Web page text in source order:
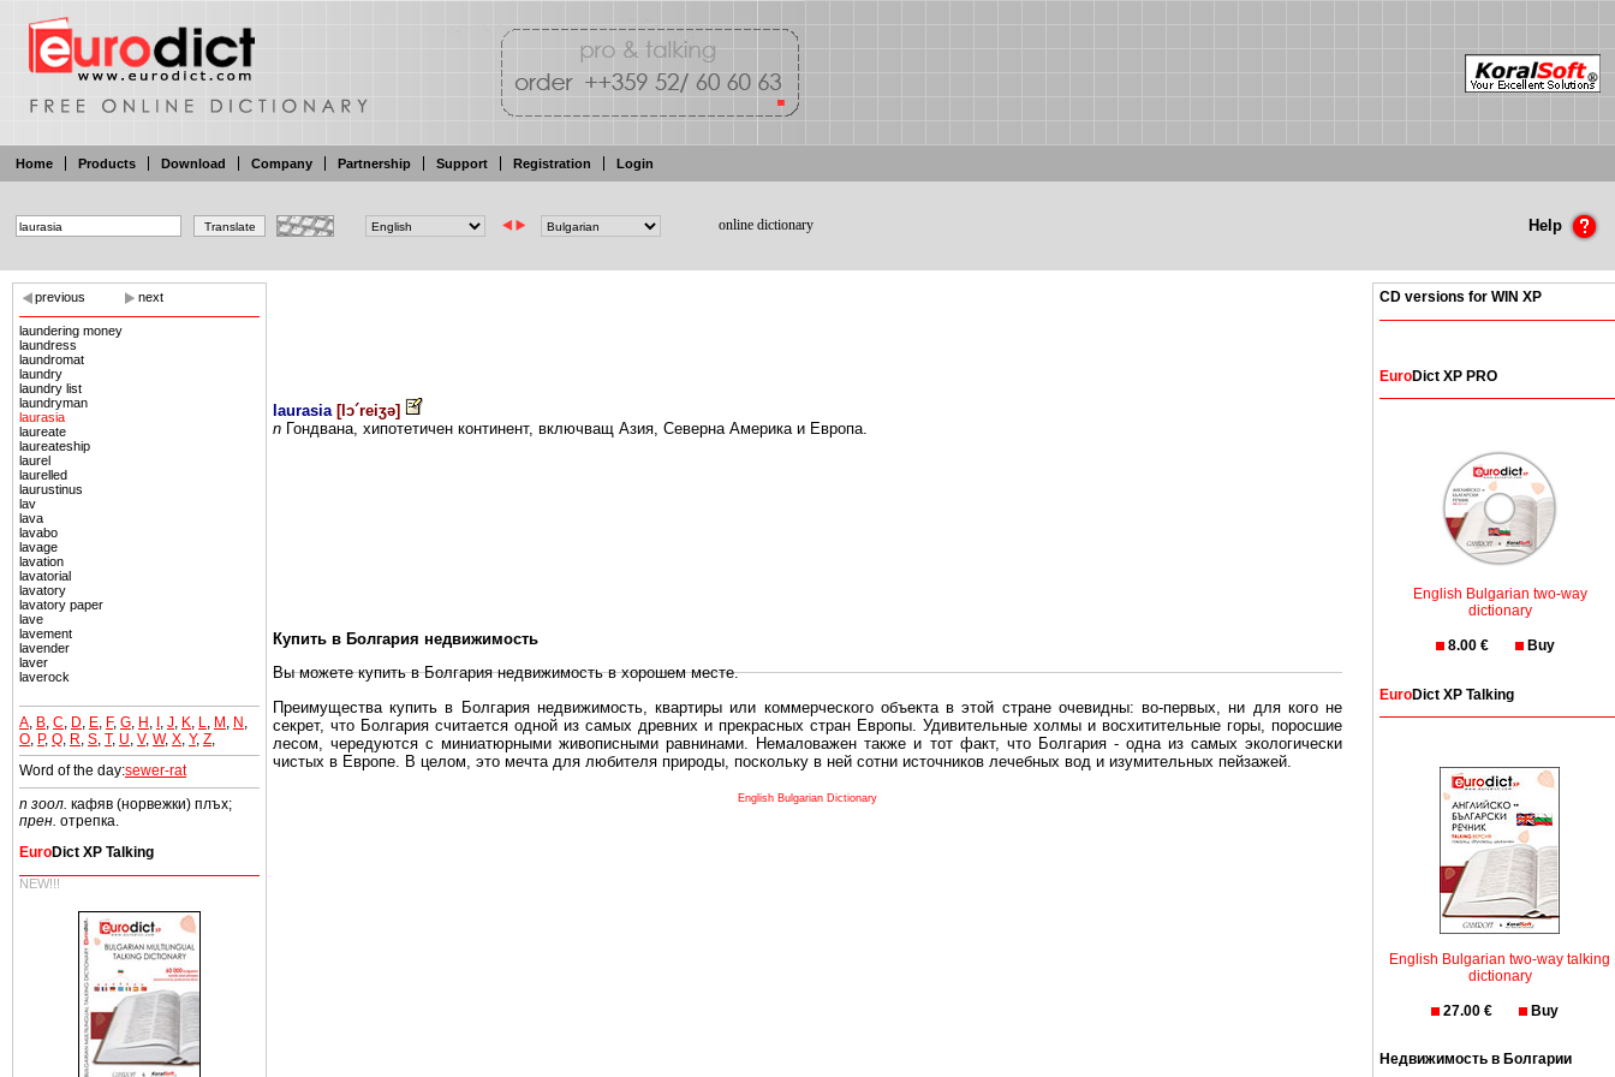
Home Products Download Company Partnership Support Registration Login
online dictionary Help
previous next
laundering money
laundress
laundromat
laundry
laundry list
laundryman
laurasia
laureate
laureateship
laurel
laurelled
laurustinus
lav
lava
lavabo
lavage
lavation
lavatorial
lavatory
lavatory paper
lave
lavement
lavender
laver
laverock
A B C D E F, G H I J K L M N
O P, Q R S T, U V, W, X Y, Z
Word of the day:sewer-rat
n зоол. кафяв (норвежки) плъх;
прен. отрепка.
EuroDict XP Talking
NEW!!!
laurasia [lɔ´reiʒə]
n Гондвана, хипотетичен континент, включващ Азия, Северна Америка и Европа.
Купить в Болгария недвижимость
Вы можете купить в Болгария недвижимость в хорошем месте.
Преимущества купить в Болгария недвижимость, квартиры или коммерческого объекта в этой стране очевидны: во-первых, ни для кого не
секрет, что Болгария считается одной из самых древних и прекрасных стран Европы. Удивительные холмы и восхитительные горы, поросшие
лесом, чередуются с миниатюрными живописными равнинами. Немаловажен также и тот факт, что Болгария - одна из самых экологически
чистых в Европе. В целом, это мечта для любителя природы, поскольку в ней сотни источников лечебных вод и изумительных пейзажей.
Еще одно существенное преимущество в плане купить в Болгария недвижимость заключено в том, что Болгария безопасная страна - в ней
English Bulgarian Dictionary
CD versions for WIN XP
EuroDict XP PRO
English Bulgarian two-way
dictionary
8.00 € Buy
EuroDict XP Talking
English Bulgarian two-way talking
dictionary
27.00 € Buy
Недвижимость в Болгарии